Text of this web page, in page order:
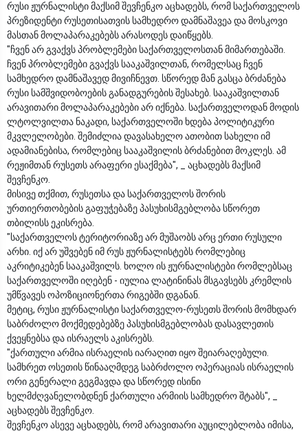
რუსი ჟურნალისტი მაქსიმ შევჩენკო აცხადებს, რომ საქართველოს
პრეზიდენტი რუსეთისათვის სამხედრო დამნაშავეა და მოსკოვი
მასთან მოლაპარაკებებს არასოდეს დაიწყებს.
"ჩვენ არ გვაქვს პრობლემები საქართველოსთან მიმართებაში.
ჩვენ პრობლემები გვაქვს სააკაშვილთან, რომელსაც ჩვენ
სამხედრო დამნაშავედ მივიჩნევთ. სწორედ მან გასცა ბრძანება
რუსი სამშვიდობოების განადგურების შესახებ. სააკაშვილთან
არავითარი მოლაპარაკებები არ იქნება. საქართველოდან მოდის
ლტოლვილთა ნაკადი, საქართველოში ხდება პოლიტიკური
მკვლელობები. შემიძლია დავასახელო ათობით სახელი იმ
ადამიანებისა, რომლებიც სააკაშვილის ბრძანებით მოკლეს. ამ
რეჟიმთან რუსეთს არაფერი ესაქმება", _ აცხადებს მაქსიმ
შევჩენკო.
მისივე თქმით, რუსეთსა და საქართველოს შორის
ურთიერთობების გაფუჭებაზე პასუხისმგებლობა სწორეთ
თბილისს ეკისრება.
"საქართველოს ტერიტორიაზე არ მუშაობს არც ერთი რუსული
არხი. იქ არ უშვებენ იმ რუს ჟურნალისტებს რომლებიც
აკრიტიკებენ სააკაშვილს. ხოლო ის ჟურნალისტები რომლებსაც
საქართველოში იღებენ - იულია ლატინინას მსგავსებს კრემლის
უმწვავეს ოპოზიციონერთა რიგებში დგანან.
მეტიც, რუსი ჟურნალისტი საქართველო-რუსეთს შორის მომხდარ
საბრძოლო მოქმედებებზე პასუხისმგებლობას დასავლეთის
ქვეყნებსა და ისრაელს აკისრებს.
"ქართული არმია ისრაელის იარაღით იყო შეიარაღებული.
სამხრეთ ოსეთის წინააღმდეგ საბრძოლო ოპერაციას ისრაელის
ორი გენერალი გეგმავდა და სწორედ ისინი
ხელმძღვანელობდნენ ქართული არმიის სამხედრო შტაბს", _
აცხადებს შევჩენკო.
შევჩენკო ასევე აცხადებს, რომ არავითარი აუცილებლობა იმისა,